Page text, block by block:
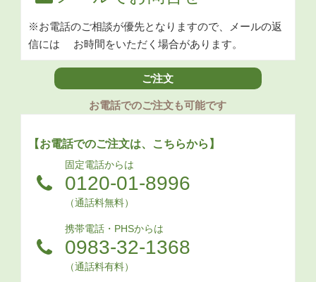
※お電話のご相談が優先となりますので、メールの返
信には お時間をいただく場合があります。
ご注文
お電話でのご注文も可能です
【お電話でのご注文は、こちらから】
固定電話からは
0120-01-8996
（通話料無料）
携帯電話・PHSからは
0983-32-1368
（通話料有料）